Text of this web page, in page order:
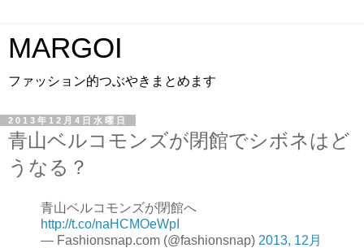
MARGOI
ファッション的つぶやきまとめます
2013年12月4日水曜日
青山ベルコモンズが閉館でシボネはど
うなる？
青山ベルコモンズが閉館へ
http://t.co/naHCMOeWpI
— Fashionsnap.com (@fashionsnap) 2013, 12月